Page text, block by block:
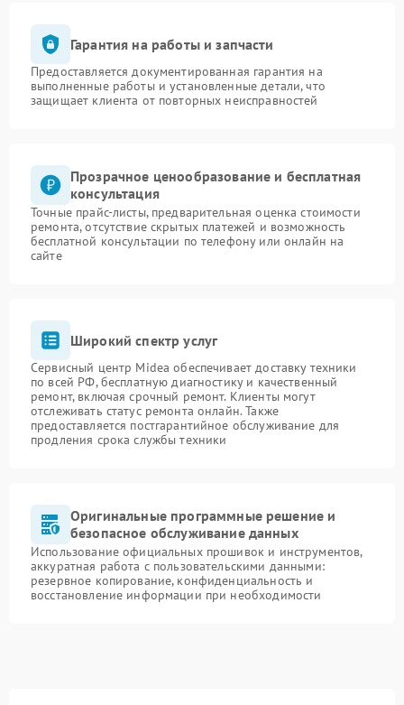
Гарантия на работы и запчасти
Предоставляется документированная гарантия на
выполненные работы и установленные детали, что
защищает клиента от повторных неисправностей
Прозрачное ценообразование и бесплатная
консультация
Точные прайс-листы, предварительная оценка стоимости
ремонта, отсутствие скрытых платежей и возможность
бесплатной консультации по телефону или онлайн на
сайте
Широкий спектр услуг
Сервисный центр Midea обеспечивает доставку техники
по всей РФ, бесплатную диагностику и качественный
ремонт, включая срочный ремонт. Клиенты могут
отслеживать статус ремонта онлайн. Также
предоставляется постгарантийное обслуживание для
продления срока службы техники
Оригинальные программные решение и
безопасное обслуживание данных
Использование официальных прошивок и инструментов,
аккуратная работа с пользовательскими данными:
резервное копирование, конфиденциальность и
восстановление информации при необходимости